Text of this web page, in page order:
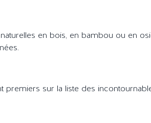
en bois, en bambou ou en
premiers sur la liste des